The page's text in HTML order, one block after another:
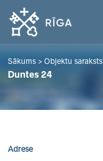
Sākums > Objektu saraksts
Duntes 24
Adrese